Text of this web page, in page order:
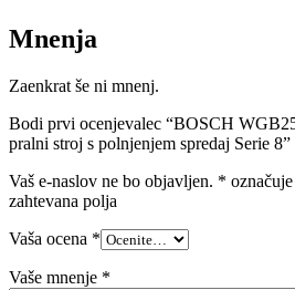
Mnenja
Zaenkrat še ni mnenj.
Bodi prvi ocenjevalec “BOSCH
pralni stroj s polnjenjem spredaj Serie 8”
Vaš e-naslov ne bo objavljen. * označuje
zahtevana polja
Vaša ocena *
Vaše mnenje *